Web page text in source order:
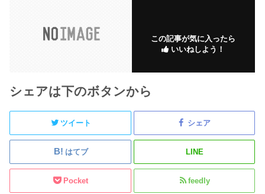
この記事が気に入ったら
いいねしよう！
シェアは下のボタンから
ツイート シェア
はてブ LINE
Pocket feedly